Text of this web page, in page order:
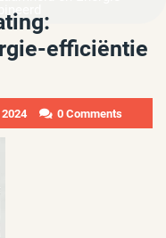
efficiëntie
0 Comments